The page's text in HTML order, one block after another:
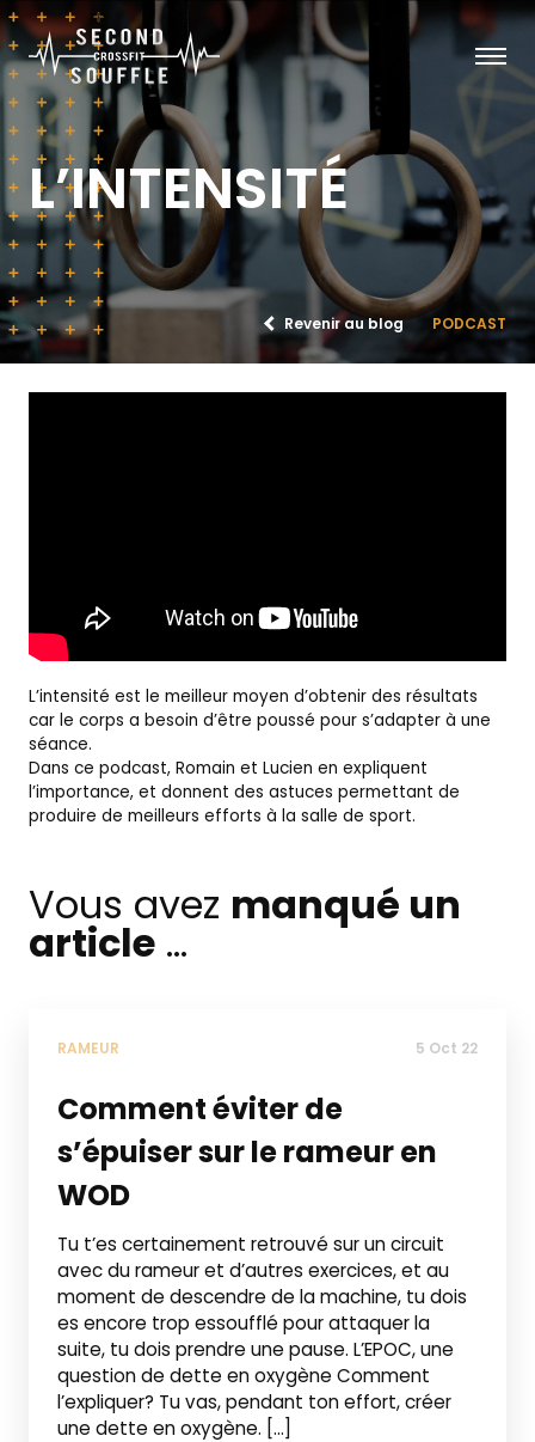
L’INTENSITÉ
Revenir au blog PODCAST
L’intensité est le meilleur moyen d’obtenir des résultats
car le corps a besoin d’être poussé pour s’adapter à une
séance.
Dans ce podcast, Romain et Lucien en expliquent
l’importance, et donnent des astuces permettant de
produire de meilleurs efforts à la salle de sport.
Vous avez manqué un
article ...
RAMEUR 5 Oct 22
Comment éviter de
s’épuiser sur le rameur en
WOD
Tu t’es certainement retrouvé sur un circuit
avec du rameur et d’autres exercices, et au
moment de descendre de la machine, tu dois
es encore trop essoufflé pour attaquer la
suite, tu dois prendre une pause. L’EPOC, une
question de dette en oxygène Comment
l’expliquer? Tu vas, pendant ton effort, créer
une dette en oxygène. […]